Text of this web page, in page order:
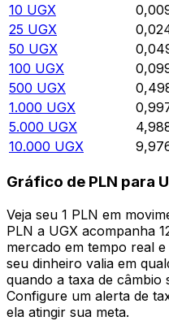
10 UGX
25 UGX
50 UGX
100 UGX
500 UGX
1.000 UGX
5.000 UGX
10.000 UGX
Gráfico de PLN para
Veja seu 1 PLN em
PLN a UGX acompanha
mercado em tempo real
seu dinheiro valia em
quando a taxa de câmbio
Configure um alerta de
ela atingir sua meta.